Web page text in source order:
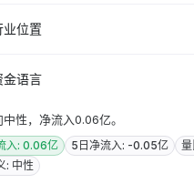
业位置
金语言
性，净流入0.06亿。
入: 0.06亿 5日净流入: -0.05亿
: 中性